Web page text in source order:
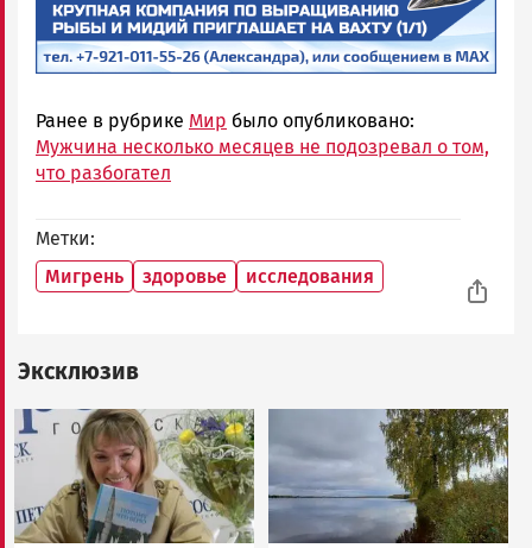
Ранее в рубрике Мир было опубликовано:
Мужчина несколько месяцев не подозревал о том,
что разбогател
Метки
Мигрень
здоровье исследования
Эксклюзив
Image